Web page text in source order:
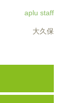
aplu staff
大久保